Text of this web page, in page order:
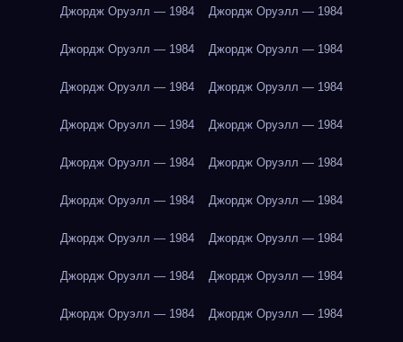
Джордж Оруэлл — 1984 Джордж Оруэлл — 1984
Джордж Оруэлл — 1984 Джордж Оруэлл — 1984
Джордж Оруэлл — 1984 Джордж Оруэлл — 1984
Джордж Оруэлл — 1984 Джордж Оруэлл — 1984
Джордж Оруэлл — 1984 Джордж Оруэлл — 1984
Джордж Оруэлл — 1984 Джордж Оруэлл — 1984
Джордж Оруэлл — 1984 Джордж Оруэлл — 1984
Джордж Оруэлл — 1984 Джордж Оруэлл — 1984
Джордж Оруэлл — 1984 Джордж Оруэлл — 1984